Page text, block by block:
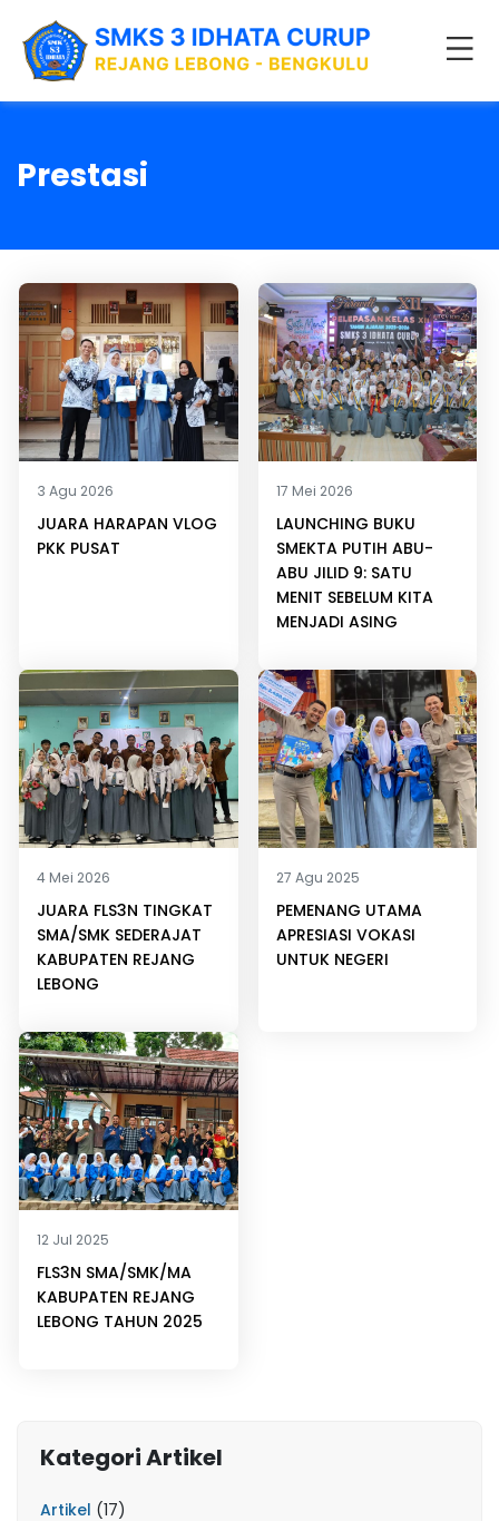
Prestasi
3 Agu 2026
JUARA HARAPAN VLOG
PKK PUSAT
17 Mei 2026
LAUNCHING BUKU
SMEKTA PUTIH ABU-
ABU JILID 9: SATU
MENIT SEBELUM KITA
MENJADI ASING
4 Mei 2026
JUARA FLS3N TINGKAT
SMA/SMK SEDERAJAT
KABUPATEN REJANG
LEBONG
27 Agu 2025
PEMENANG UTAMA
APRESIASI VOKASI
UNTUK NEGERI
12 Jul 2025
FLS3N SMA/SMK/MA
KABUPATEN REJANG
LEBONG TAHUN 2025
Kategori Artikel
Artikel (17)